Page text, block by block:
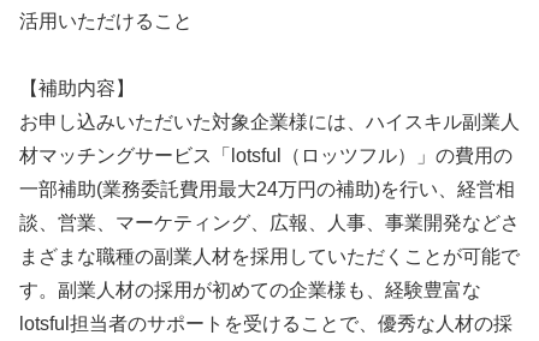
活用いただけること
【補助内容】
お申し込みいただいた対象企業様には、ハイスキル副業人
材マッチングサービス「lotsful（ロッツフル）」の費用の
一部補助(業務委託費用最大24万円の補助)を行い、経営相
談、営業、マーケティング、広報、人事、事業開発などさ
まざまな職種の副業人材を採用していただくことが可能で
す。副業人材の採用が初めての企業様も、経験豊富な
lotsful担当者のサポートを受けることで、優秀な人材の採